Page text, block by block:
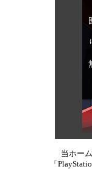
当ホー
「